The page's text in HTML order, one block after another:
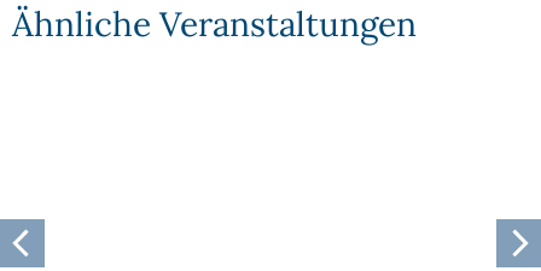
Ähnliche Veranstaltungen